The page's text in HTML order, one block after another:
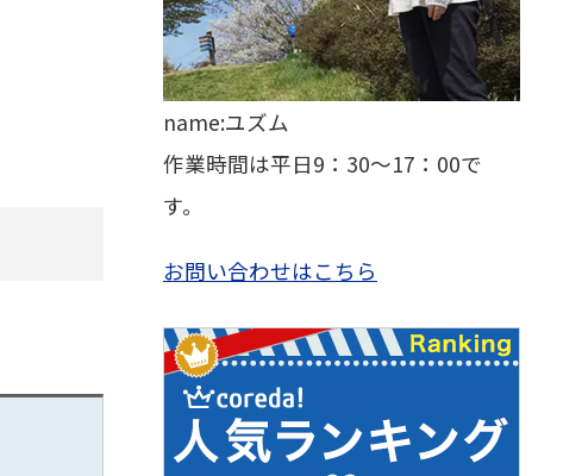
name:ユズム
作業時間は平日9：30～17：00で
す。
お問い合わせはこちら